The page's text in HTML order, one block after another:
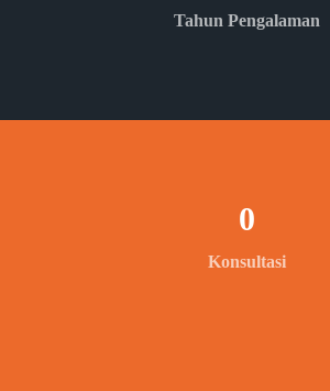
Tahun Pengalaman
Konsultasi
0